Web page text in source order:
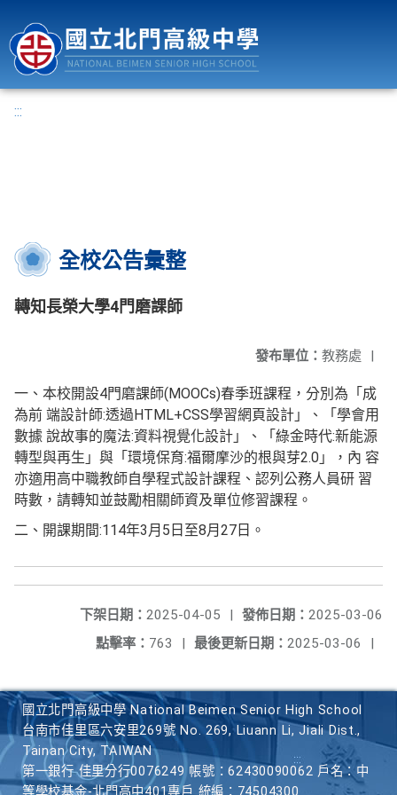
:::
全校公告彙整
轉知長榮大學4門磨課師
發布單位： 教務處 |
一、本校開設4門磨課師(MOOCs)春季班課程，分別為「成
為前 端設計師:透過HTML+CSS學習網頁設計」、「學會用
數據 說故事的魔法:資料視覺化設計」、「綠金時代:新能源
轉型與再生」與「環境保育:福爾摩沙的根與芽2.0」，內 容
亦適用高中職教師自學程式設計課程、認列公務人員研 習
時數，請轉知並鼓勵相關師資及單位修習課程。
二、開課期間:114年3月5日至8月27日。
發佈日期： 2025-03-06
下架日期： 2025-04-05
|
最後更新日期： 2025-03-06 |
點擊率： 763 |
國立北門高級中學 National Beimen Senior High School
台南市佳里區六安里269號 No. 269, Liuann Li, Jiali Dist.,
Tainan City, TAIWAN
第一銀行 佳里分行0076249 帳號：62430090062 戶名：中
等學校基金-北門高中401專戶 統編：74504300